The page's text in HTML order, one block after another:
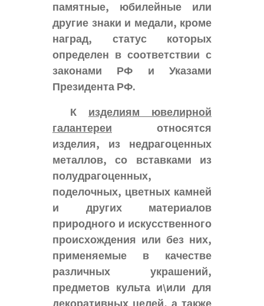
памятные, юбилейные или
другие знаки и медали, кроме
наград, статус которых
определен в соответствии с
законами РФ и Указами
Президента РФ.
К изделиям ювелирной
галантереи относятся
изделия, из недрагоценных
металлов, со вставками из
полудрагоценных,
поделочных, цветных камней
и других материалов
природного и искусственного
происхождения или без них,
применяемые в качестве
различных украшений,
предметов культа и\или для